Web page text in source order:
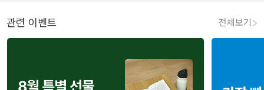
관련 이벤트 전체보기